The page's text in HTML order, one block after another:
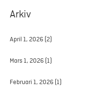
Arkiv
April 1, 2026 (2)
Mars 1, 2026 (1)
Februari 1, 2026 (1)